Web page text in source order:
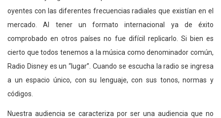
oyentes con las diferentes frecuencias radiales que existían en el
mercado. Al tener un formato internacional ya de éxito
comprobado en otros países no fue difícil replicarlo. Si bien es
cierto que todos tenemos a la música como denominador común,
Radio Disney es un “lugar”. Cuando se escucha la radio se ingresa
a un espacio único, con su lenguaje, con sus tonos, normas y
códigos.
Nuestra audiencia se caracteriza por ser una audiencia que no